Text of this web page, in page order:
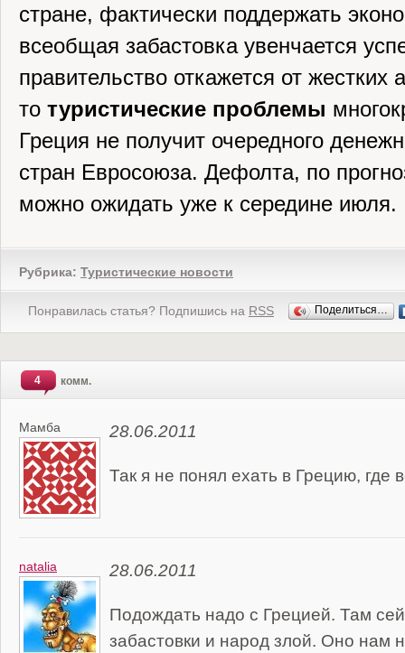
стране, фактически поддержать
всеобщая забастовка увенчается
правительство откажется от жестких
то туристические проблемы
Греция не получит очередного
стран Евросоюза. Дефолта, по
можно ожидать уже к середине июля.
Рубрика: Туристические новости
Понравилась статья? Подпишись на RSS Поделиться…
4 комм.
Мамба 28.06.2011
Так я не понял ехать в Грецию, где
natalia 28.06.2011
Подождать надо с Грецией. Там
забастовки и народ злой. Оно нам